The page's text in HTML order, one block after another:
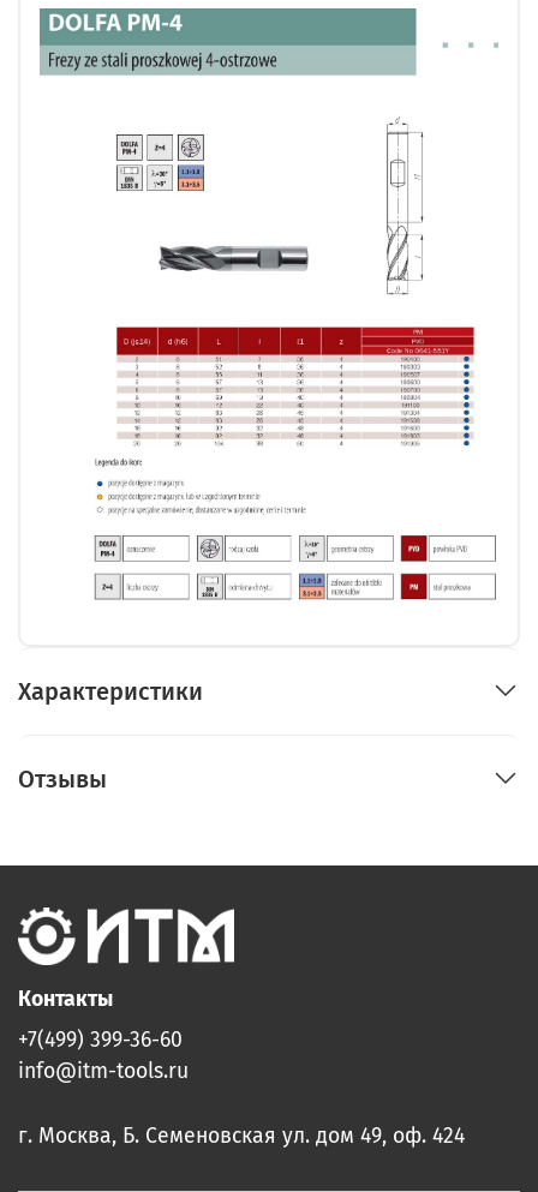
Характеристики
Отзывы
Контакты
+7(499) 399-36-60
info@itm-tools.ru
г. Москва, Б. Семеновская ул. дом 49, оф. 424